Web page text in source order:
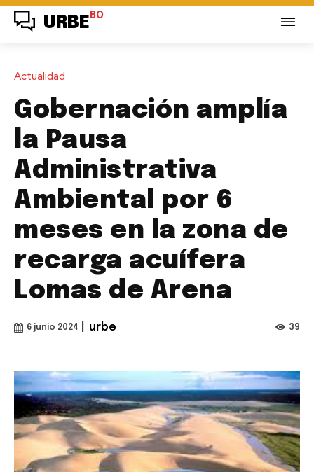
URBE BO
Actualidad
Gobernación amplía
la Pausa
Administrativa
Ambiental por 6
meses en la zona de
recarga acuífera
Lomas de Arena
6 junio 2024 urbe 39